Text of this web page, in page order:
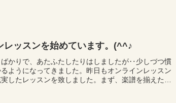
レッスンを始めています。(^^♪
かりで、あたふたしたりはしましたが‥少しづつ慣
ようになってきました。昨日もオンラインレッスン
したレッスンを致しました。まず、楽譜を揃えた